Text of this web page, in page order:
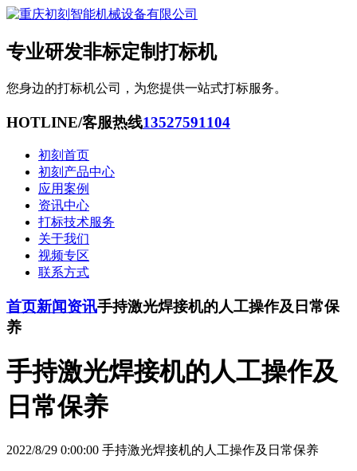
专业研发非标定制打标机
您身边的打标机公司，为您提供一站式打标服务。
HOTLINE/客服热线13527591104
初刻首页
初刻产品中心
应用案例
资讯中心
打标技术服务
关于我们
视频专区
联系方式
首页新闻资讯手持激光焊接机的人工操作及日常保
养
手持激光焊接机的人工操作及
日常保养
2022/8/29 0:00:00 手持激光焊接机的人工操作及日常保养